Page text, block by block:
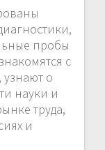
пробы
с
о
науки и
труда,
и